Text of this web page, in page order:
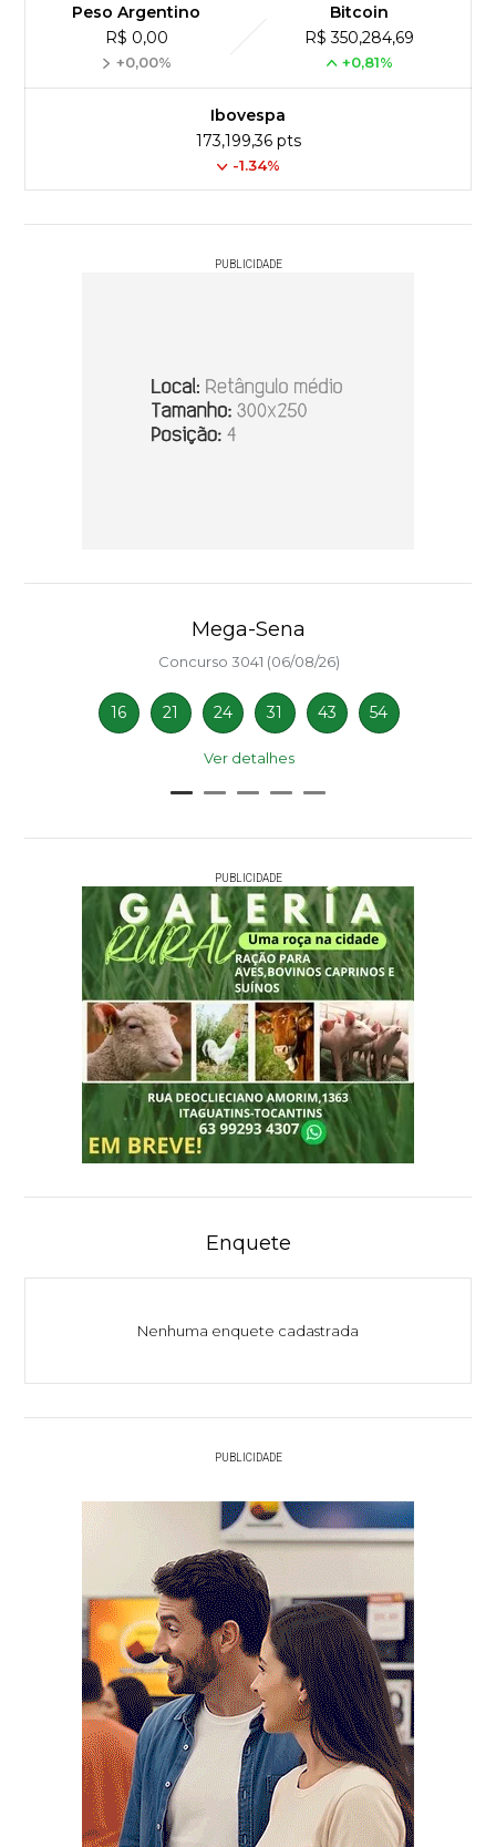
Peso Argentino
R$ 0,00
+0,00%
Bitcoin
R$ 350,284,69
+0,81%
Ibovespa
173,199,36 pts
-1.34%
PUBLICIDADE
Mega-Sena
Concurso 3041 (06/08/26)
16 21 24 31 43 54
Ver detalhes
PUBLICIDADE
Enquete
Nenhuma enquete cadastrada
PUBLICIDADE